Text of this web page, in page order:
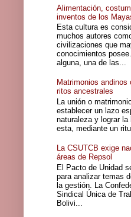
Alimentación,
inventos de los
Esta cultura es
muchos autores
civilizaciones que
conocimientos
alguna, una de las...
Matrimonios andinos
ritos ancestrales
La unión o
establecer un lazo
naturaleza y lograr la
esta, mediante un
La CSUTCB exige
áreas de Repsol
El Pacto de Unidad
para analizar temas
la gestión. La
Sindical Única de
Bolivi...